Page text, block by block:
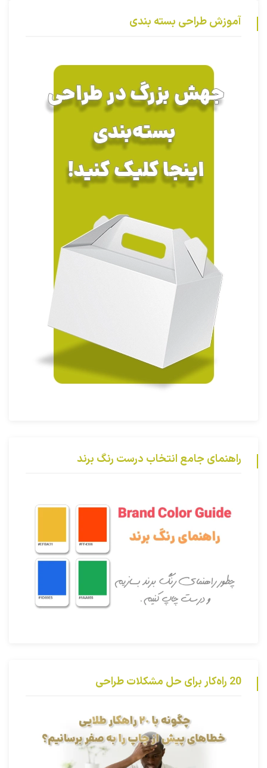
آموزش طراحی بسته بندی
راهنمای جامع انتخاب درست رنگ برند
20 راه‌کار برای حل مشکلات طراحی